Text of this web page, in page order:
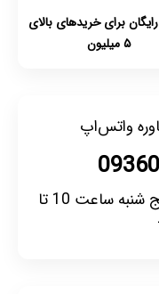
برای خریدهای بالای
۵ میلیون
واتس‌اپ
ساعت کاری شنبه تا پنج شنبه ساعت 10 تا